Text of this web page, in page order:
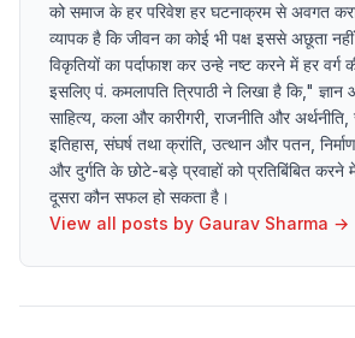
को समाज के हर परिवेश हर घटनाक्रम से अवगत
व्यापक है कि जीवन का कोई भी पक्ष इससे अछूता
विकृतियों का पर्दाफाश कर उन्हे नष्ट करने में हर वर्ग
इसलिए पं. कमलापति त्रिपाठी ने लिखा है कि," ज्ञान
साहित्य, कला और कारीगरी, राजनीति और
इतिहास, संघर्ष तथा क्रांति, उत्थान और पतन,
और दुर्गति के छोटे-बड़े प्रवाहों को प्रतिबिंबित करने
दूसरा कौन सफल हो सकता है।
View all posts by Gaurav Sharma →